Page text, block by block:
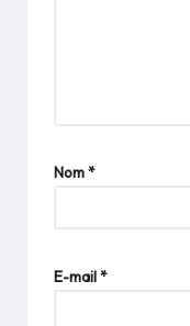
Nom*
E-mail*